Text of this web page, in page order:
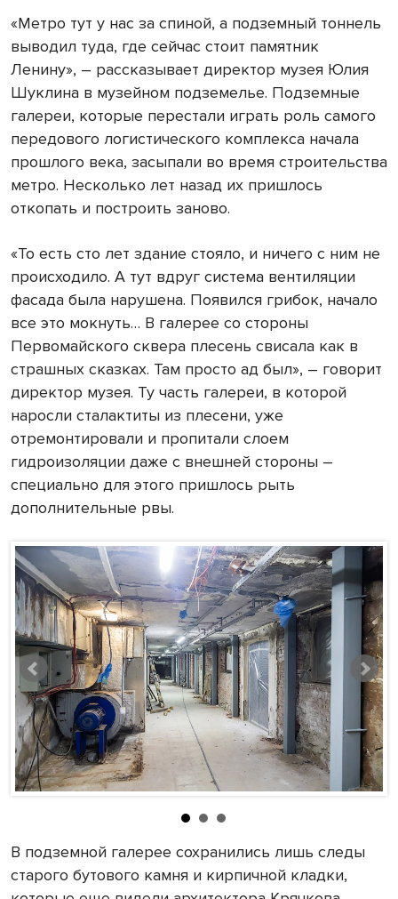
«Метро тут у нас за спиной, а подземный тоннель
выводил туда, где сейчас стоит памятник
Ленину», – рассказывает директор музея Юлия
Шуклина в музейном подземелье. Подземные
галереи, которые перестали играть роль самого
передового логистического комплекса начала
прошлого века, засыпали во время строительства
метро. Несколько лет назад их пришлось
откопать и построить заново.
«То есть сто лет здание стояло, и ничего с ним не
происходило. А тут вдруг система вентиляции
фасада была нарушена. Появился грибок, начало
все это мокнуть… В галерее со стороны
Первомайского сквера плесень свисала как в
страшных сказках. Там просто ад был», – говорит
директор музея. Ту часть галереи, в которой
наросли сталактиты из плесени, уже
отремонтировали и пропитали слоем
гидроизоляции даже с внешней стороны –
специально для этого пришлось рыть
дополнительные рвы.
В подземной галерее сохранились лишь следы
старого бутового камня и кирпичной кладки,